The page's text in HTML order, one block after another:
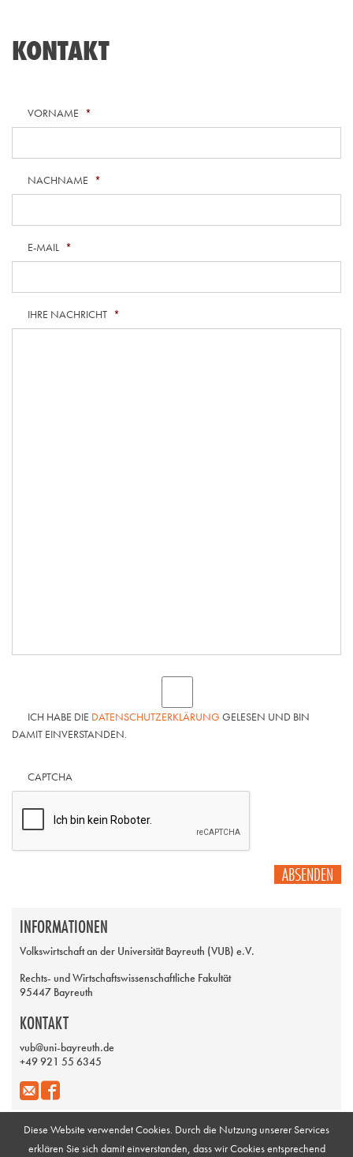
KONTAKT
INFORMATIONEN
Volkswirtschaft an der Universität Bayreuth (VUB) e.V.
Rechts- und Wirtschaftswissenschaftliche Fakultät
95447 Bayreuth
KONTAKT
vub@uni-bayreuth.de
+49 921 55 6345
VORNAME *
NACHNAME *
E-MAIL *
IHRE NACHRICHT *
ICH HABE DIE DATENSCHUTZERKLÄRUNG GELESEN UND BIN
DAMIT EINVERSTANDEN.
CAPTCHA
ABSENDEN
Impressum Galerie
Diese Website verwendet Cookies. Durch die Nutzung unserer Services
erklären Sie sich damit einverstanden, dass wir Cookies entsprechend